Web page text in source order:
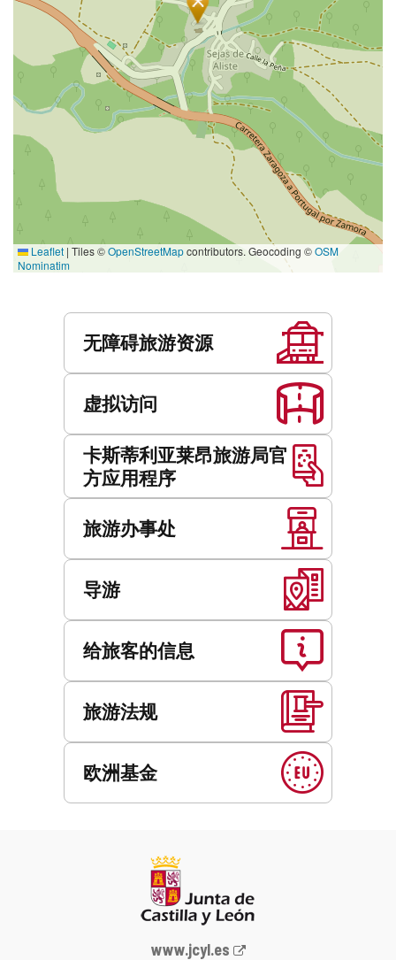
Leaflet | Tiles ©OpenStreetMapcontributors. Geocoding ©OSM
Nominatim
无障碍旅游资源
虚拟访问
卡斯蒂利亚莱昂旅游局官
方应用程序
旅游办事处
导游
给旅客的信息
旅游法规
欧洲基金
Junta
www.jcyl.es